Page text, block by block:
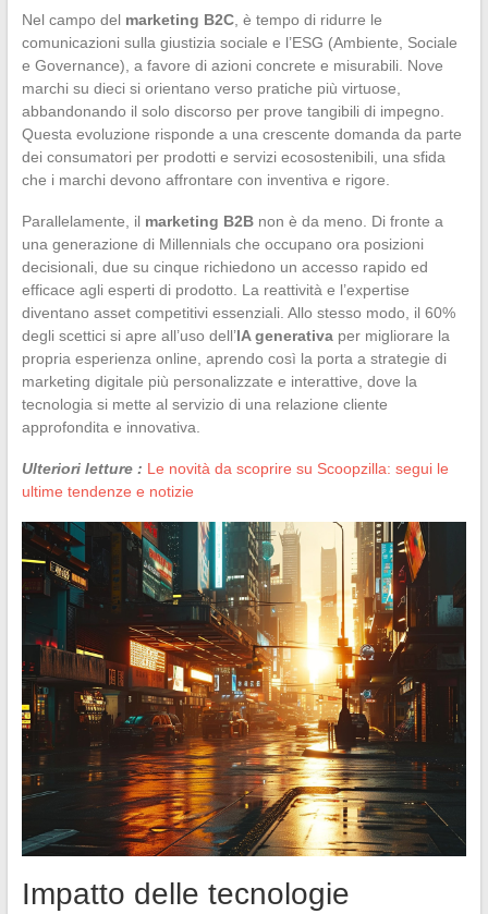
Nel campo del marketing B2C, è tempo di ridurre le
comunicazioni sulla giustizia sociale e l’ESG (Ambiente, Sociale
e Governance), a favore di azioni concrete e misurabili. Nove
marchi su dieci si orientano verso pratiche più virtuose,
abbandonando il solo discorso per prove tangibili di impegno.
Questa evoluzione risponde a una crescente domanda da parte
dei consumatori per prodotti e servizi ecosostenibili, una sfida
che i marchi devono affrontare con inventiva e rigore.
Parallelamente, il marketing B2Bnon è da meno. Di fronte a
una generazione di Millennials che occupano ora posizioni
decisionali, due su cinque richiedono un accesso rapido ed
efficace agli esperti di prodotto. La reattività e l’expertise
diventano asset competitivi essenziali. Allo stesso modo, il 60%
degli scettici si apre all’uso dell’IA generativaper migliorare la
propria esperienza online, aprendo così la porta a strategie di
marketing digitale più personalizzate e interattive, dove la
tecnologia si mette al servizio di una relazione cliente
approfondita e innovativa.
Ulteriori letture : Le novità da scoprire su Scoopzilla: segui le
ultime tendenze e notizie
Impatto delle tecnologie